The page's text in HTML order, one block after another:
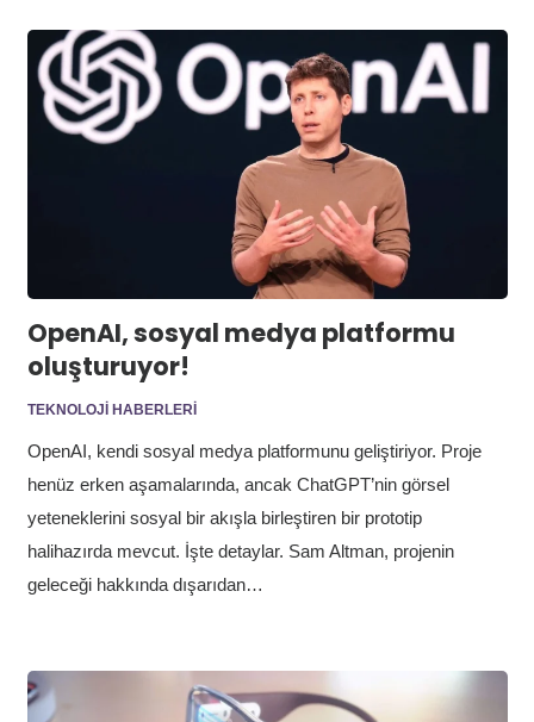
OpenAI, sosyal medya platformu
oluşturuyor!
TEKNOLOJI HABERLERI
OpenAI, kendi sosyal medya platformunu geliştiriyor. Proje
henüz erken aşamalarında, ancak ChatGPT’nin görsel
yeteneklerini sosyal bir akışla birleştiren bir prototip
halihazırda mevcut. İşte detaylar. Sam Altman, projenin
geleceği hakkında dışarıdan…